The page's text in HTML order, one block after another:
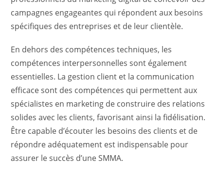
campagnes engageantes qui répondent aux besoins
spécifiques des entreprises et de leur clientèle.
En dehors des compétences techniques, les
compétences interpersonnelles sont également
essentielles. La gestion client et la communication
efficace sont des compétences qui permettent aux
spécialistes en marketing de construire des relations
solides avec les clients, favorisant ainsi la fidélisation.
Être capable d’écouter les besoins des clients et de
répondre adéquatement est indispensable pour
assurer le succès d’une SMMA.